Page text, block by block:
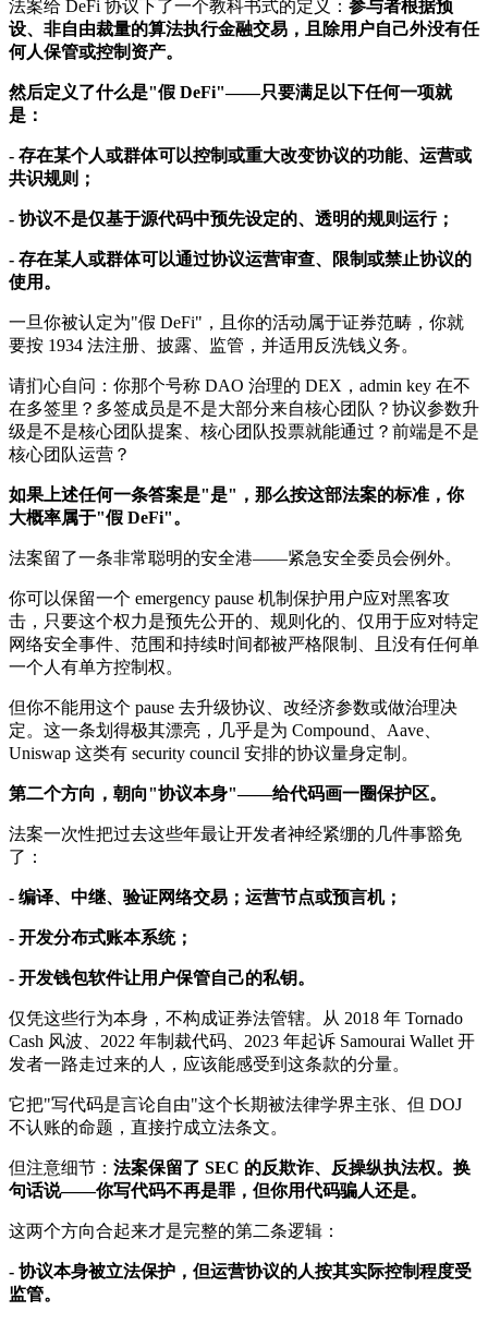
法案给 DeFi 协议下了一个教科书式的定义： 参与者根据预
设、非自由裁量的算法执行金融交易，且除用户自己外没有任
何人保管或控制资产。
然后定义了什么是"假 DeFi"——只要满足以下任何一项就
是：
- 存在某个人或群体可以控制或重大改变协议的功能、运营或
共识规则；
- 协议不是仅基于源代码中预先设定的、透明的规则运行；
- 存在某人或群体可以通过协议运营审查、限制或禁止协议的
使用。
一旦你被认定为"假 DeFi"，且你的活动属于证券范畴，你就
要按 1934 法注册、披露、监管，并适用反洗钱义务。
请扪心自问：你那个号称 DAO 治理的 DEX，admin key 在不
在多签里？多签成员是不是大部分来自核心团队？协议参数升
级是不是核心团队提案、核心团队投票就能通过？前端是不是
核心团队运营？
如果上述任何一条答案是"是"，那么按这部法案的标准，你
大概率属于"假 DeFi"。
法案留了一条非常聪明的安全港——紧急安全委员会例外。
你可以保留一个 emergency pause 机制保护用户应对黑客攻
击，只要这个权力是预先公开的、规则化的、仅用于应对特定
网络安全事件、范围和持续时间都被严格限制、且没有任何单
一个人有单方控制权。
但你不能用这个 pause 去升级协议、改经济参数或做治理决
定。这一条划得极其漂亮，几乎是为 Compound、Aave、
Uniswap 这类有 security council 安排的协议量身定制。
第二个方向，朝向"协议本身"——给代码画一圈保护区。
法案一次性把过去这些年最让开发者神经紧绷的几件事豁免
了：
- 编译、中继、验证网络交易；运营节点或预言机；
- 开发分布式账本系统；
- 开发钱包软件让用户保管自己的私钥。
仅凭这些行为本身，不构成证券法管辖。从 2018 年 Tornado
Cash 风波、2022 年制裁代码、2023 年起诉 Samourai Wallet 开
发者一路走过来的人，应该能感受到这条款的分量。
它把"写代码是言论自由"这个长期被法律学界主张、但 DOJ
不认账的命题，直接拧成立法条文。
但注意细节： 法案保留了 SEC 的反欺诈、反操纵执法权。换
句话说——你写代码不再是罪，但你用代码骗人还是。
这两个方向合起来才是完整的第二条逻辑：
- 协议本身被立法保护，但运营协议的人按其实际控制程度受
监管。